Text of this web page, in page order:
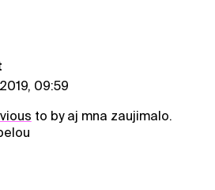
09:59
to by aj mna zaujimalo.